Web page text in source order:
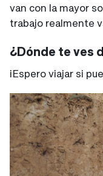
van con la mayor
trabajo realmente
¿Dónde te ves
¡Espero viajar si